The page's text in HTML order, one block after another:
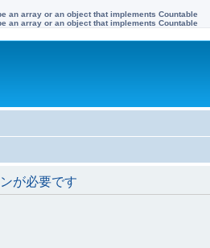
an array or an object that implements Countable
an array or an object that implements Countable
が必要です